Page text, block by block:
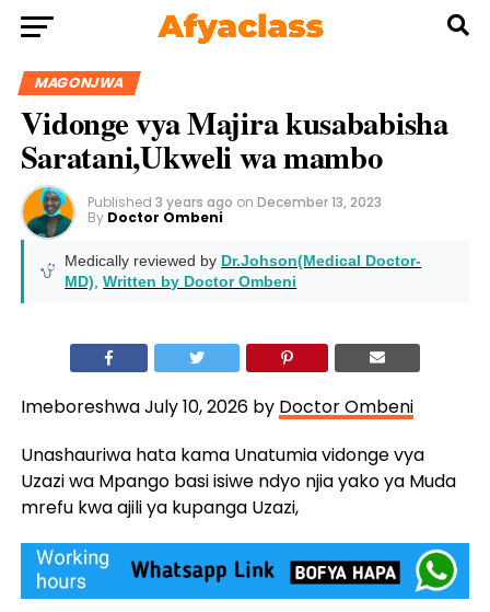
MAGONJWA
Vidonge vya Majira kusababisha
Saratani,Ukweli wa mambo
Published 3 years ago on December 13, 2023
By Doctor Ombeni
Medically reviewed by Dr.Johson(Medical Doctor-
MD) ,Written by Doctor Ombeni
Imeboreshwa July 10, 2026 by Doctor Ombeni
Unashauriwa hata kama Unatumia vidonge vya
Uzazi wa Mpango basi isiwe ndyo njia yako ya Muda
mrefu kwa ajili ya kupanga Uzazi,